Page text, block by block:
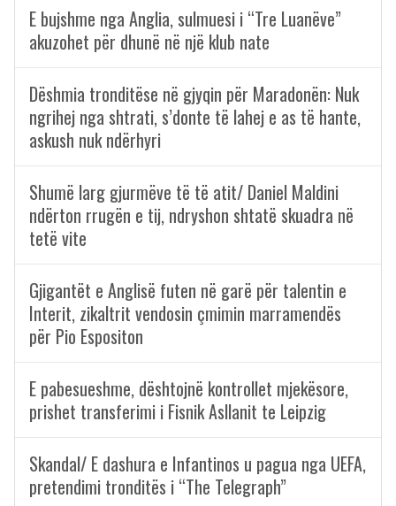
E bujshme nga Anglia, sulmuesi i “Tre Luanëve”
akuzohet për dhunë në një klub nate
Dëshmia tronditëse në gjyqin për Maradonën: Nuk
ngrihej nga shtrati, s’donte të lahej e as të hante,
askush nuk ndërhyri
Shumë larg gjurmëve të të atit/ Daniel Maldini
ndërton rrugën e tij, ndryshon shtatë skuadra në
tetë vite
Gjigantët e Anglisë futen në garë për talentin e
Interit, zikaltrit vendosin çmimin marramendës
për Pio Espositon
E pabesueshme, dështojnë kontrollet mjekësore,
prishet transferimi i Fisnik Asllanit te Leipzig
Skandal/ E dashura e Infantinos u pagua nga UEFA,
pretendimi tronditës i “The Telegraph”